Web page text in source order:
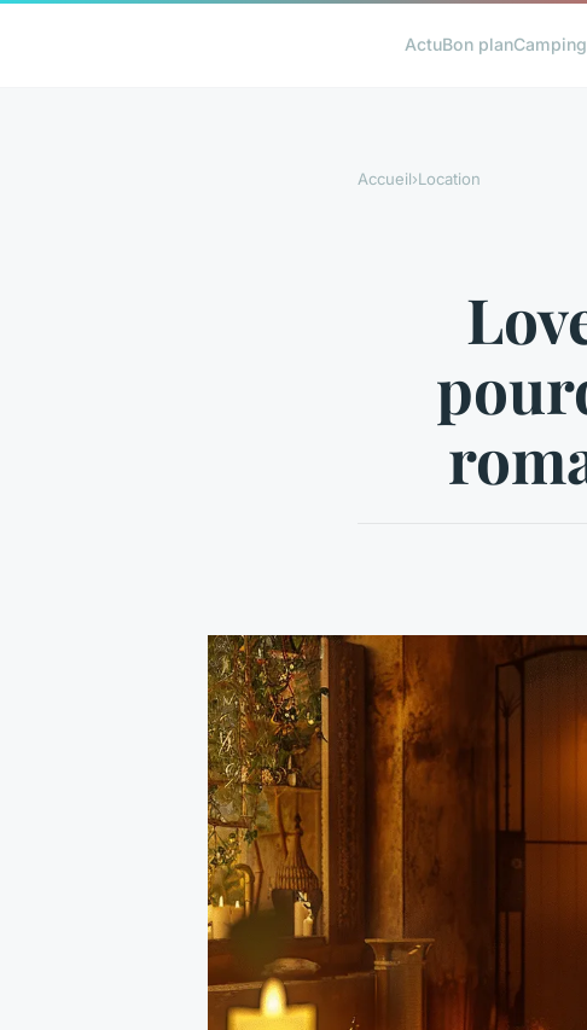
ActuBon planCamping
Accueil›Location